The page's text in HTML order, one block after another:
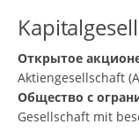
Открытое
Aktiengesellschaft
Общество с
Gesellschaft mit